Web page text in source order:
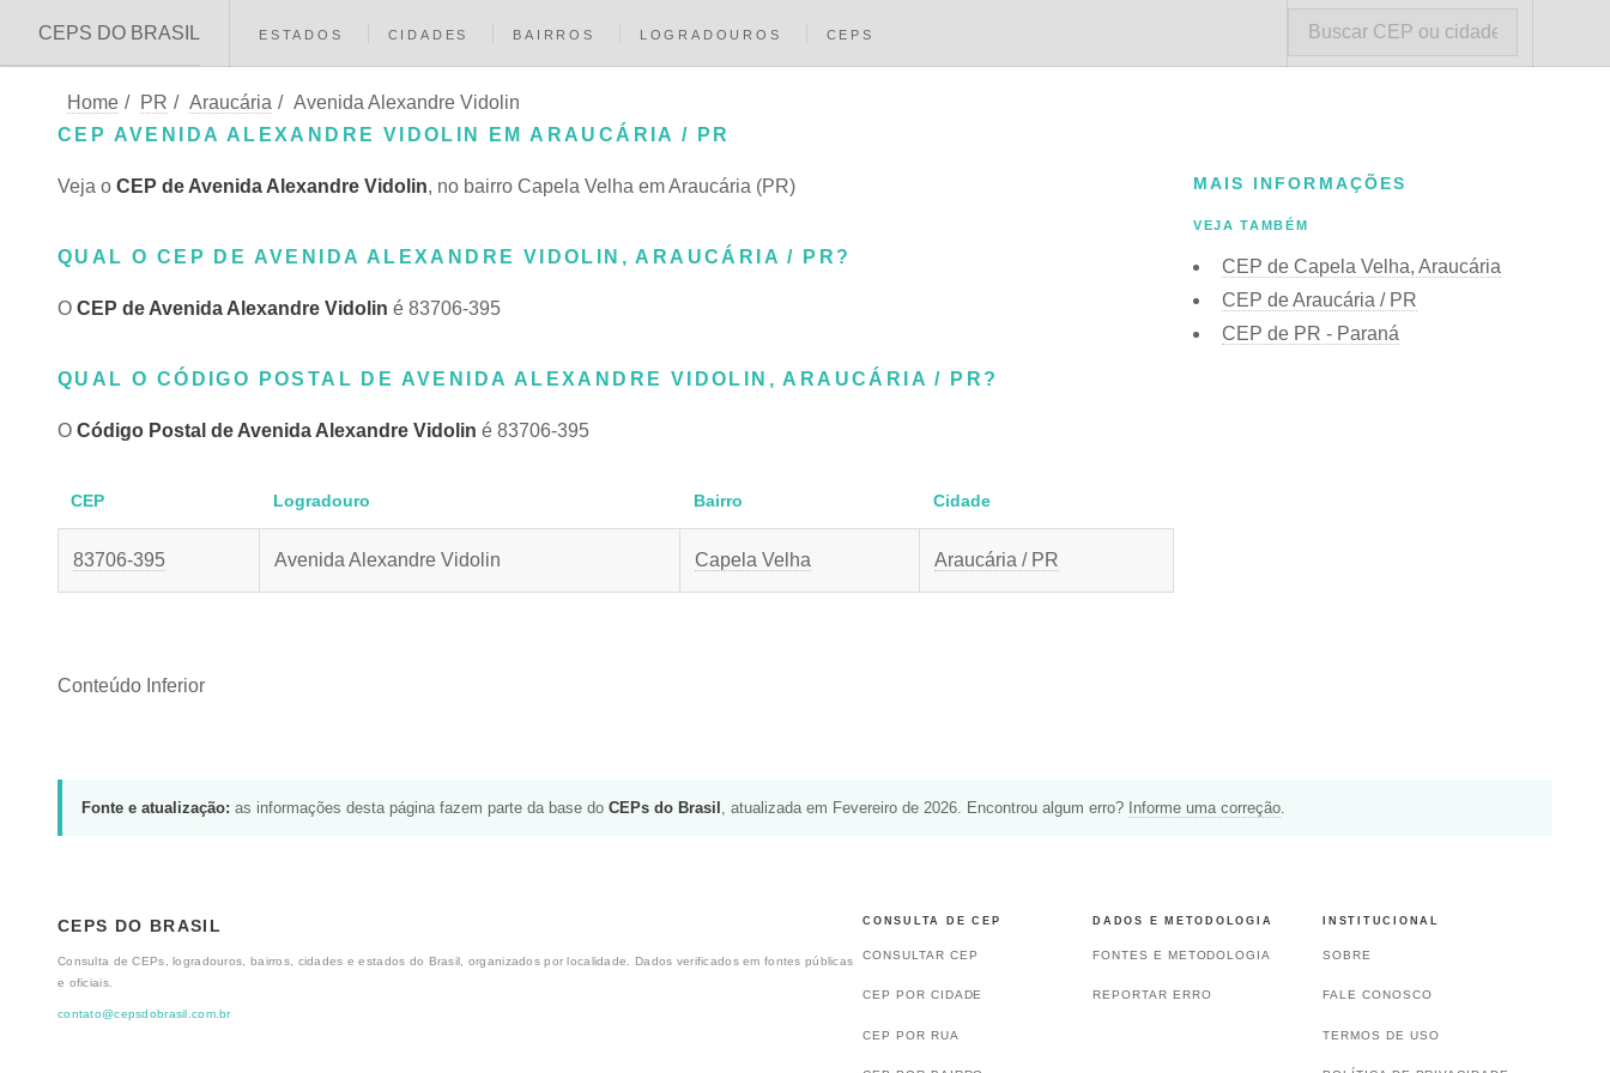
CEPS DO BRASIL ESTADOS CIDADES BAIRROS LOGRADOUROS CEPS
Home / PR / Araucária / Avenida Alexandre Vidolin
CEP AVENIDA ALEXANDRE VIDOLIN EM ARAUCÁRIA / PR
Veja o CEP de Avenida Alexandre Vidolin, no bairro Capela Velha em Araucária (PR)
QUAL O CEP DE AVENIDA ALEXANDRE VIDOLIN, ARAUCÁRIA / PR?
O CEP de Avenida Alexandre Vidolin é 83706-395
QUAL O CÓDIGO POSTAL DE AVENIDA ALEXANDRE VIDOLIN, ARAUCÁRIA / PR?
O Código Postal de Avenida Alexandre Vidolin é 83706-395
CEP Logradouro Bairro Cidade
83706-395 Avenida Alexandre Vidolin Capela Velha Araucária / PR
Conteúdo Inferior
MAIS INFORMAÇÕES
VEJA TAMBÉM
CEP de Capela Velha, Araucária
CEP de Araucária / PR
CEP de PR - Paraná
Fonte e atualização: as informações desta página fazem parte da base do CEPs do Brasil , atualizada em Fevereiro de 2026. Encontrou algum erro? Informe uma correção
CEPS DO BRASIL
Consulta de CEPs, logradouros, bairros, cidades e estados do Brasil, organizados por localidade. Dados verificados em fontes públicas
e oficiais.
contato@cepsdobrasil.com.br
CONSULTA DE CEP
CONSULTAR CEP
CEP POR CIDADE
CEP POR RUA
DADOS E METODOLOGIA
FONTES E METODOLOGIA
REPORTAR ERRO
INSTITUCIONAL
SOBRE
FALE CONOSCO
TERMOS DE USO